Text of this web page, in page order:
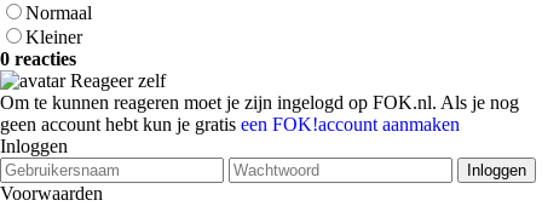
Normaal
Kleiner
0 reacties
Reageer zelf
Om te kunnen reageren moet je zijn ingelogd op FOK.nl. Als je nog
geen account hebt kun je gratis een FOK!account aanmaken
Inloggen
Voorwaarden